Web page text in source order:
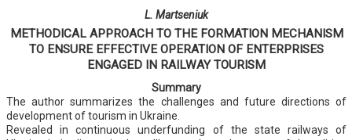
L. Martseniuk
METHODICAL APPROACH TO THE FORMATION MECHANISM
TO ENSURE EFFECTIVE OPERATION OF ENTERPRISES
ENGAGED IN RAILWAY TOURISM
Summary
The author summarizes the challenges and future directions of
development of tourism in Ukraine.
Revealed in continuous underfunding of the state railways of